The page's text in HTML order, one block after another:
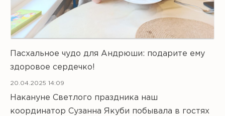
Пасхальное чудо для Андрюши: подарите ему
здоровое сердечко!
20.04.2025 14:09
Накануне Светлого праздника наш
координатор Сузанна Якуби побывала в гостях